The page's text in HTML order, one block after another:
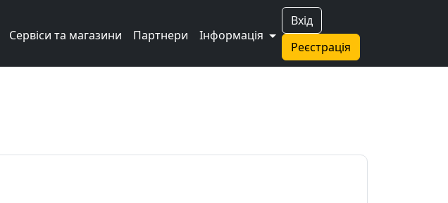
Вхід
Реєстрація
Сервіси та магазини Партнери Інформація